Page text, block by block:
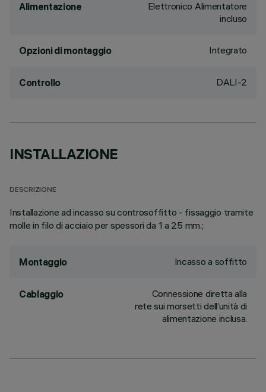
Alimentazione
Elettronico Alimentatore
incluso
Opzioni di montaggio Integrato
Controllo DALI-2
INSTALLAZIONE
DESCRIZIONE
Installazione ad incasso su controsoffitto - fissaggio tramite
molle in filo di acciaio per spessori da 1 a 25 mm.;
Montaggio Incasso a soffitto
Cablaggio
Connessione diretta alla
rete sui morsetti dell’unità di
alimentazione inclusa.